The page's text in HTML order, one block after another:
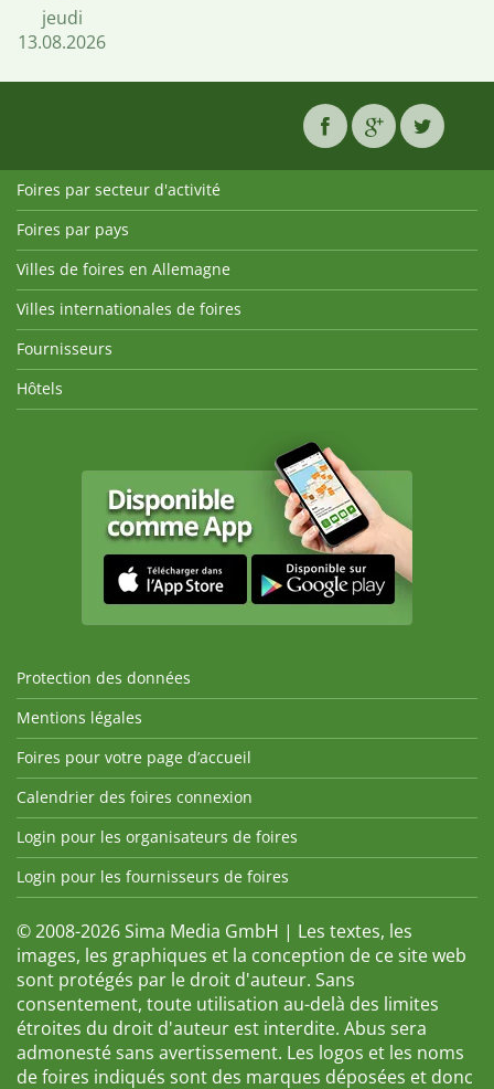
jeudi
13.08.2026
Foires par secteur d'activité
Foires par pays
Villes de foires en Allemagne
Villes internationales de foires
Fournisseurs
Hôtels
Protection des données
Mentions légales
Foires pour votre page d’accueil
Calendrier des foires connexion
Login pour les organisateurs de foires
Login pour les fournisseurs de foires
© 2008-2026 Sima Media GmbH | Les textes, les
images, les graphiques et la conception de ce site web
sont protégés par le droit d'auteur. Sans
consentement, toute utilisation au-delà des limites
étroites du droit d'auteur est interdite. Abus sera
admonesté sans avertissement. Les logos et les noms
de foires indiqués sont des marques déposées et donc